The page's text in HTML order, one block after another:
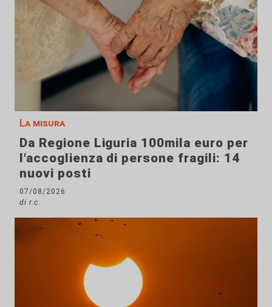
La misura
Da Regione Liguria 100mila euro per
l'accoglienza di persone fragili: 14
nuovi posti
07/08/2026
di r.c.